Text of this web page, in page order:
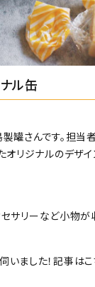
ル缶
罐さんです。担当
リジナルのデザ
リーなど小物が
ました！記事は